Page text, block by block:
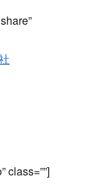
class=””]